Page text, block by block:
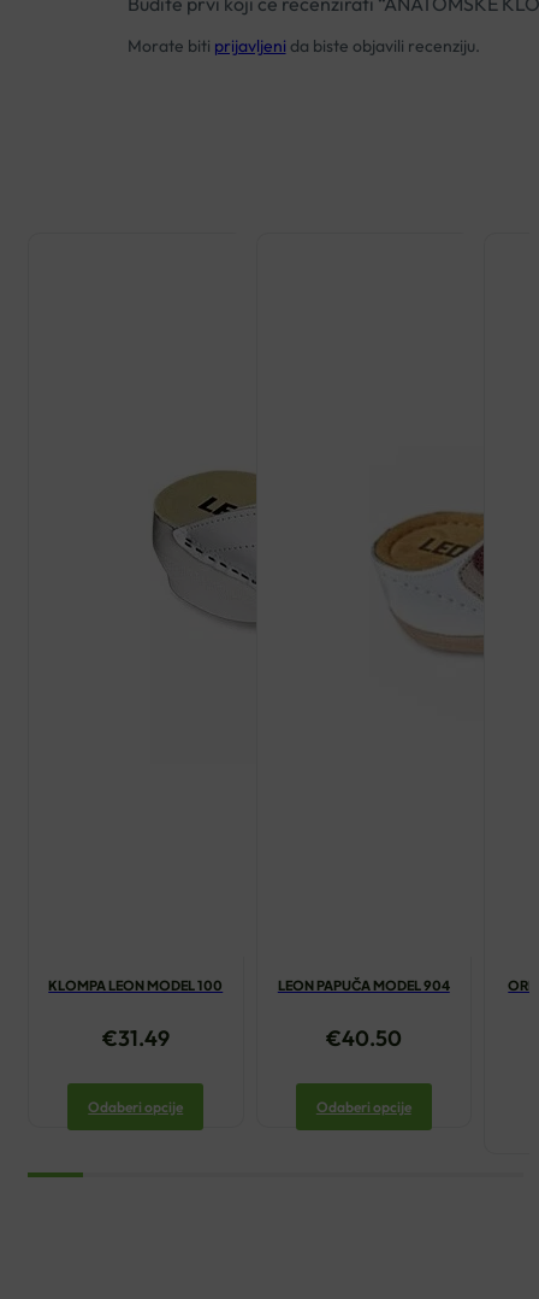
Morate biti prijavljeni da biste objavili recenziju.
KLOMPA LEON MODEL 100
€31.49
Odaberi opcije
LEON PAPUČA MODEL 904
€40.50
Odaberi opcije